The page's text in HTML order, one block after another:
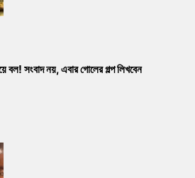
বল! সংবাদ নয়, এবার গোলের গল্প লিখবেন